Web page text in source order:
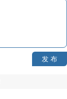
发 布